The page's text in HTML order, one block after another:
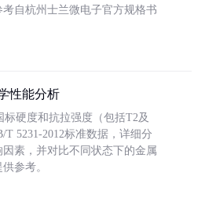
自杭州士兰微电子官方规格书
性能分析
硬度和抗拉强度（包括T2及
T 5231-2012标准数据，详细分
素，并对比不同状态下的金属
参考。